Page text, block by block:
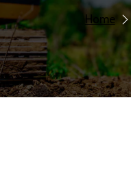
Home